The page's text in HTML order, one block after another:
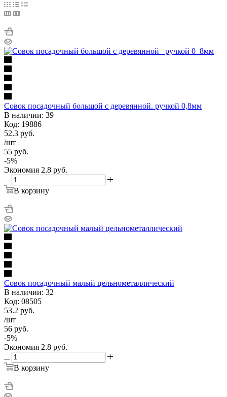
Совок посадочный большой с деревянной. ручкой 0,8мм
В наличии: 39
Код: 19886
52.3 руб.
/шт
55 руб.
-5%
Экономия 2.8 руб.
В корзину
Совок посадочный малый цельнометаллический
В наличии: 32
Код: 08505
53.2 руб.
/шт
56 руб.
-5%
Экономия 2.8 руб.
В корзину